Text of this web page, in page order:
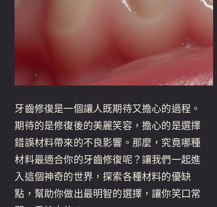
牙齒修復是一個讓人既期待又擔心的過程。
期待的是修復後的美麗笑容，擔心的是選擇
錯誤材料帶來的不良影響。那麼，究竟哪種
材料最適合你的牙齒修復呢？讓我們一起進
入這個神奇的世界，探索各種材料的優缺
點，幫助你做出最明智的選擇，讓你笑口常